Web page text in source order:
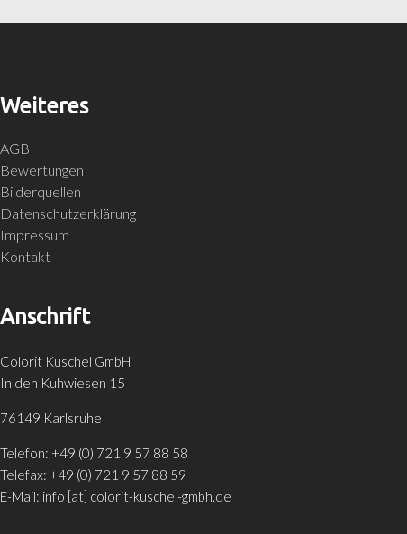
Weiteres
AGB
Bewertungen
Bilderquellen
Datenschutzerklärung
Impressum
Kontakt
Anschrift
Colorit Kuschel GmbH
In den Kuhwiesen 15
76149 Karlsruhe
Telefon: +49 (0) 721 9 57 88 58
Telefax: +49 (0) 721 9 57 88 59
E-Mail: info [at] colorit-kuschel-gmbh.de